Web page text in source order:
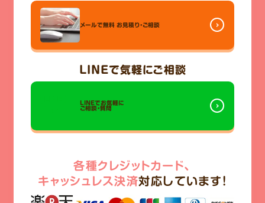
メールで無料 お見積り・ご相談
LINEで気軽にご相談
LINEでお気軽に
ご相談・質問
各種クレジットカード、
キャッシュレス決済対応しています!